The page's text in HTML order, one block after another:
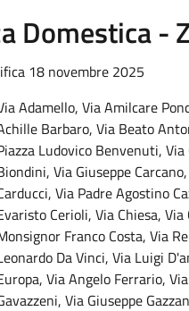
Domestica -
18 novembre 2025
Adamello, Via Amilcare
Barbaro, Via Beato
Ludovico Benvenuti,
Via Giuseppe
Via Padre Agostino
Cerioli, Via Chiesa,
Franco Costa, Via
Da Vinci, Via Luigi
Via Angelo Ferrario,
Via Giuseppe